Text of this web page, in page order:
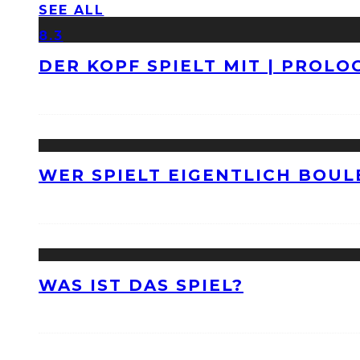
SEE ALL
8.3
DER KOPF SPIELT MIT |
WER SPIELT EIGENTLICH
WAS IST DAS SPIEL?